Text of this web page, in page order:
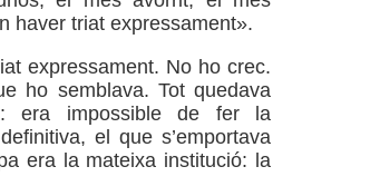
haver triat expressament».
expressament. No ho crec.
ho semblava. Tot quedava
era impossible de fer la
el que s’emportava
era la mateixa institució: la